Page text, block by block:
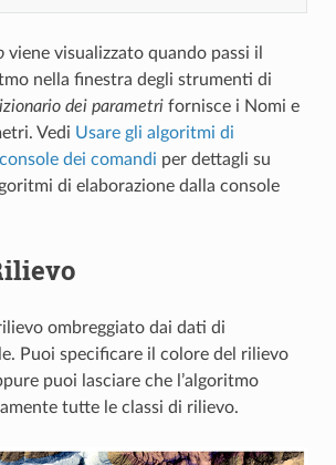
viene visualizzato quando passi il
nella finestra degli strumenti di
dei parametrifornisce i Nomi e
Vedi Usare gli algoritmi di
dei comandi per dettagli su
di elaborazione dalla console
ombreggiato dai dati di
Puoi specificare il colore del rilievo
puoi lasciare che l’algoritmo
tutte le classi di rilievo.